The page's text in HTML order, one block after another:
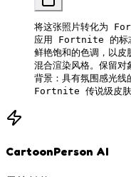
将这张照片转化为
应用 Fortnite 的标志
鲜艳饱和的色调，以皮
混合渲染风格。保留对
背景：具有氛围感光
Fortnite 传说级皮肤
CartoonPerson AI